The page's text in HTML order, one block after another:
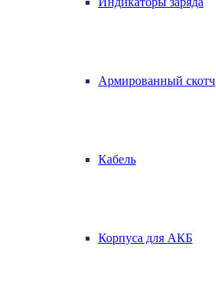
Армированный скотч
Кабель
Корпуса для АКБ